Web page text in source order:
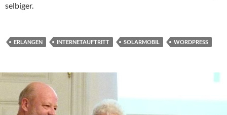
selbiger.
ERLANGEN INTERNETAUFTRITT SOLARMOBIL WORDPRESS